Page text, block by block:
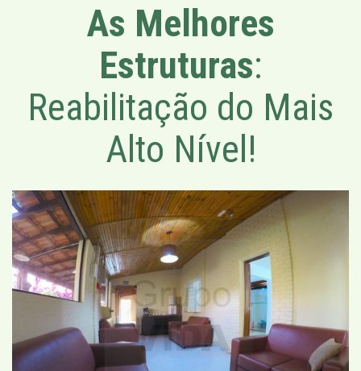
As Melhores
Estruturas:
Reabilitação do Mais
Alto Nível!